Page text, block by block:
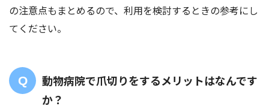
の注意点もまとめるので、利用を検討するときの参考にし
てください。
動物病院で爪切りをするメリットはなんです
か？